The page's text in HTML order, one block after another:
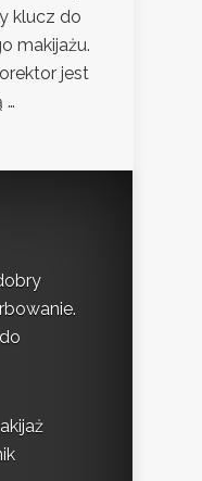
klucz do
makijażu.
jest
…